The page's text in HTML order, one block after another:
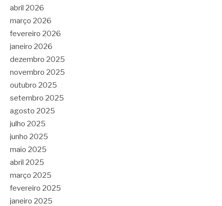
abril 2026
março 2026
fevereiro 2026
janeiro 2026
dezembro 2025
novembro 2025
outubro 2025
setembro 2025
agosto 2025
julho 2025
junho 2025
maio 2025
abril 2025
março 2025
fevereiro 2025
janeiro 2025